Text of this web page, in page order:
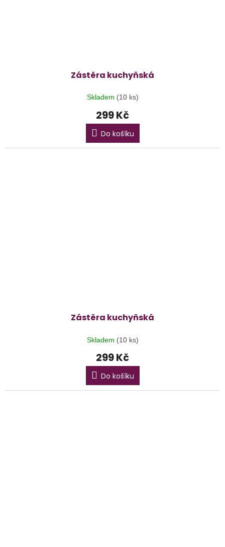
Zástěra kuchyňská
Skladem (10 ks)
299 Kč
Do košíku
Zástěra kuchyňská
Skladem (10 ks)
299 Kč
Do košíku